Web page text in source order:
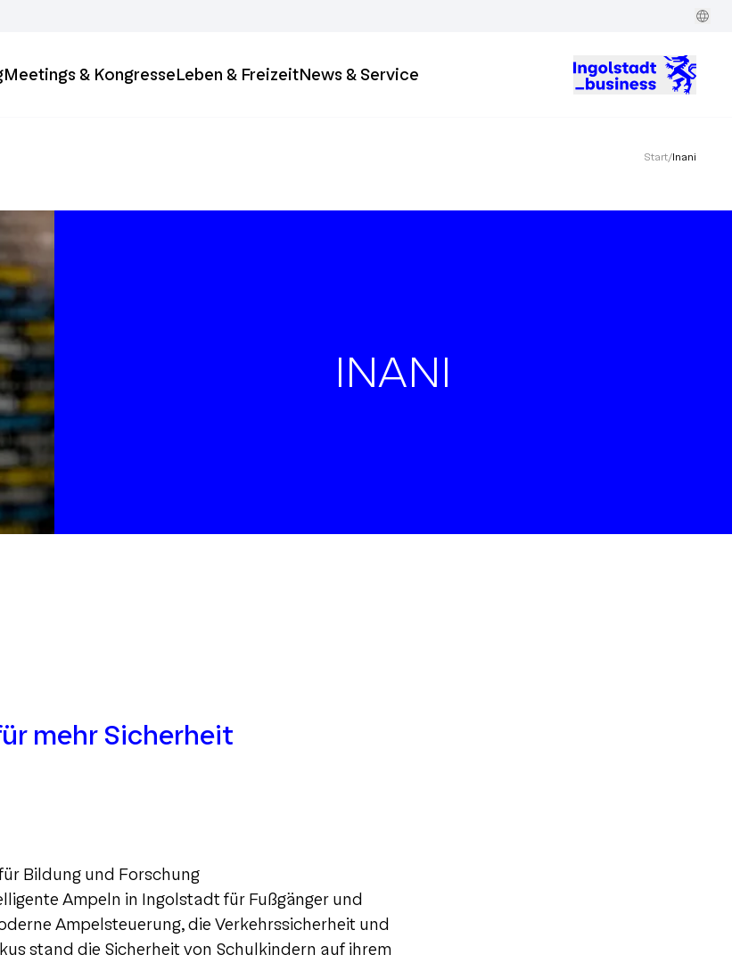
Meetings & KongresseLeben & FreizeitNews & Service
Start/Inani
INANI
mehr Sicherheit
Bildung und Forschung
Ampeln in Ingolstadt für Fußgänger und
Ampelsteuerung, die Verkehrssicherheit und
stand die Sicherheit von Schulkindern auf ihrem